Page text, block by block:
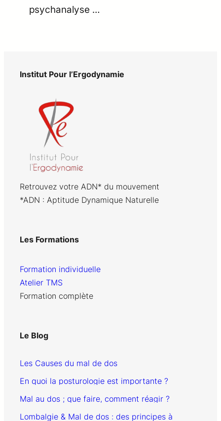
psychanalyse …
Institut Pour l’Ergodynamie
Retrouvez votre ADN* du mouvement
*ADN : Aptitude Dynamique Naturelle
Les Formations
Formation individuelle
Atelier TMS
Formation complète
Le Blog
Les Causes du mal de dos
En quoi la posturologie est importante ?
Mal au dos ; que faire, comment réagir ?
Lombalgie & Mal de dos : des principes à